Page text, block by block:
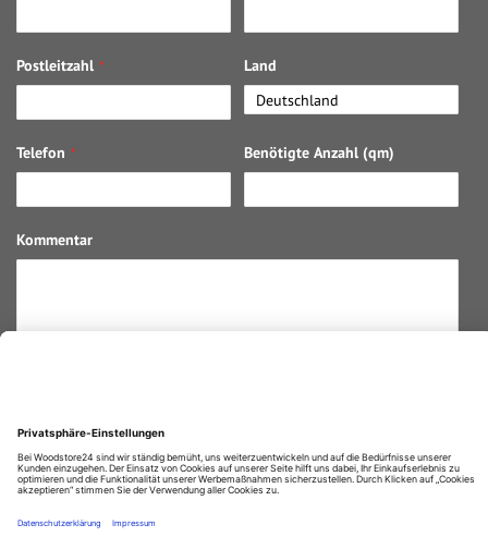
Postleitzahl Land
Telefon Benötigte Anzahl (qm)
Kommentar
Ja, ich habe dieDatenschutzerklärunggelesen und stimme ihr
zu.
Durchschnittliche Bewertung von